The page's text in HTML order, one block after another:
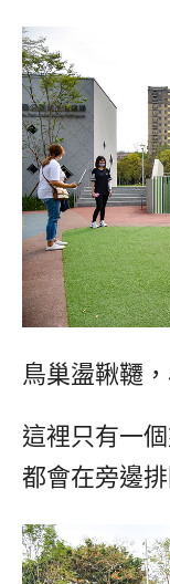
鳥巢盪鞦韆
這裡只有一
都會在旁邊排